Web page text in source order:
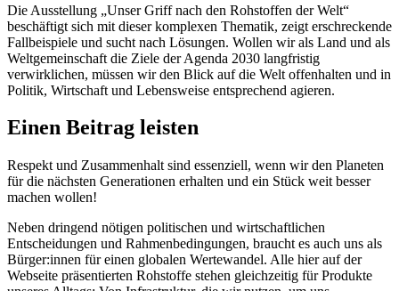
Die Ausstellung „Unser Griff nach den Rohstoffen der Welt“
beschäftigt sich mit dieser komplexen Thematik, zeigt erschreckende
Fallbeispiele und sucht nach Lösungen. Wollen wir als Land und als
Weltgemeinschaft die Ziele der Agenda 2030 langfristig
verwirklichen, müssen wir den Blick auf die Welt offenhalten und in
Politik, Wirtschaft und Lebensweise entsprechend agieren.
Einen Beitrag leisten
Respekt und Zusammenhalt sind essenziell, wenn wir den Planeten
für die nächsten Generationen erhalten und ein Stück weit besser
machen wollen!
Neben dringend nötigen politischen und wirtschaftlichen
Entscheidungen und Rahmenbedingungen, braucht es auch uns als
Bürger:innen für einen globalen Wertewandel. Alle hier auf der
Webseite präsentierten Rohstoffe stehen gleichzeitig für Produkte